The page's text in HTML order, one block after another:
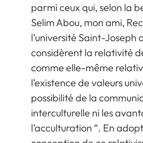
parmi ceux qui, selon la
Selim Abou, mon ami,
l’université Saint-Joseph
considèrent la relativité
comme elle-même
l’existence de valeurs
possibilité de la
interculturelle ni les
l’acculturation “. En